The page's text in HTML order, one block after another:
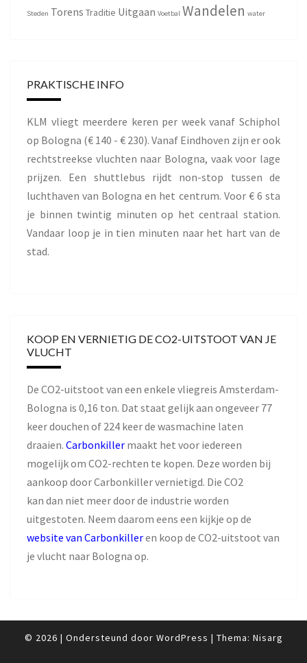
Steden Torens Traditie Uitgaan Voetbal Wandelen water
PRAKTISCHE INFO
KLM vliegt meerdere keren per week vanaf Schiphol
op Bologna (€ 140 - € 230). Vanaf Eindhoven zijn er ook
rechtstreekse vluchten naar Bologna, vaak voor lage
prijzen. Een shuttlebus rijdt non-stop tussen de
luchthaven van Bologna en het centrum. Voor € 6 sta
je binnen twintig minuten op het centraal station.
Vandaar loop je in tien minuten naar het hart van de
stad.
KOOP EN VERNIETIG DE CO2-UITSTOOT VAN JE
VLUCHT
De CO2-uitstoot van een enkele vliegreis Amsterdam-
Bologna is 0,16 ton. Dat staat gelijk aan ongeveer 77
keer douchen of 224 keer de wasmachine laten
draaien. Carbonkiller maakt het voor iedereen
mogelijk om CO2-rechten te kopen. Deze worden bij
aankoop door Carbonkiller vernietigd. Die CO2
kan dan niet meer door de industrie worden
uitgestoten. Neem daarom eens een kijkje op de
website van Carbonkilleren koop de CO2-uitstoot van
je vlucht naar Bologna op.
© 2026 | Ondersteund door WordPress | Thema: Nisarg